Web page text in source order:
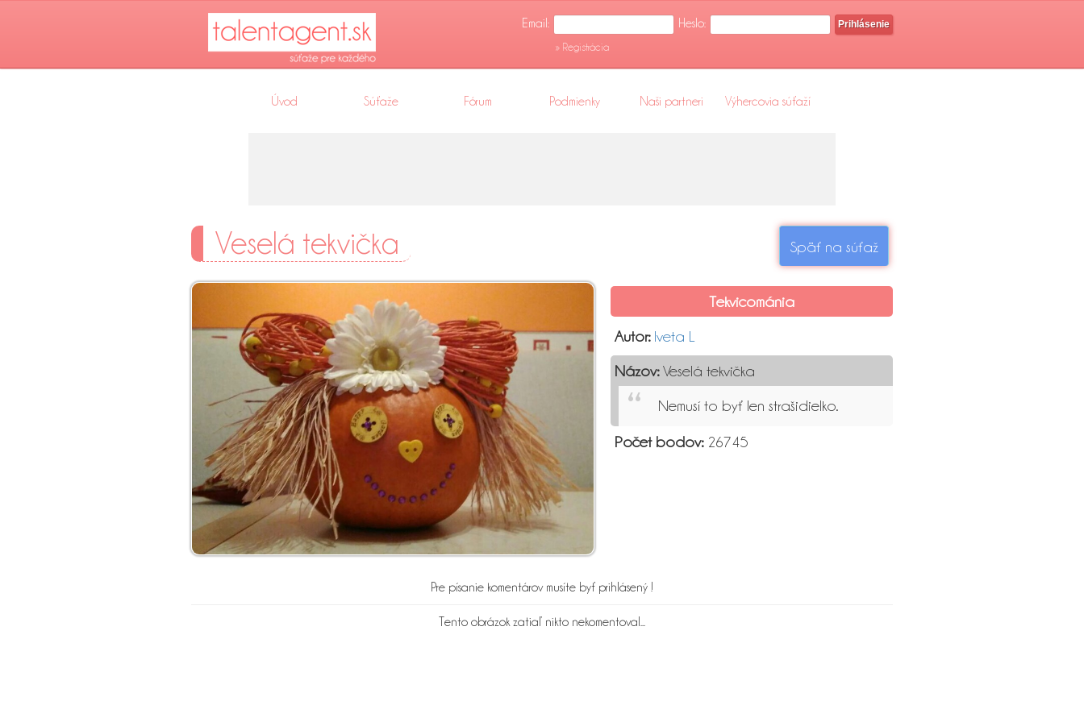
Email: Heslo:
Prihlásenie
» Registrácia
Úvod Súťaže Fórum Podmienky Naši partneri Výhercovia súťaží
Späť na súťaž
Veselá tekvička
Tekvicománia
Autor: Iveta L
Názov:Veselá tekvička
Nemusí to byť len strašidielko.
Počet bodov:26745
Pre písanie komentárov musíte byť prihlásený !
Tento obrázok zatiaľ nikto nekomentoval...